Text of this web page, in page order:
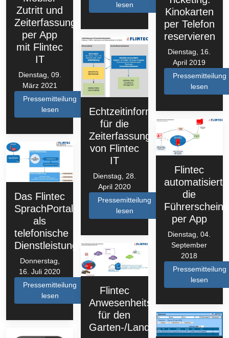
Zutritt und
Zeiterfassung
per App
mit Flintec
IT
Dienstag, 09.
März 2021
Pressemitteilung
lesen
lesen
Das Flintec
SprachPortal
als
telefonische
Dienstleistung
Donnerstag,
16. Juli 2020
Pressemitteilung
lesen
Echtzeitinformation
für die
Zeiterfassung
von Flintec
IT
Dienstag, 28.
April 2020
Pressemitteilung
lesen
Kinokarten
per Telefon
reservieren
Dienstag, 16.
April 2019
Pressemitteilung
lesen
Flintec
Anwesenheitskontrolle
für den
Garten-/Landschaftsbau
Flintec
automatisiert
die
per App
Dienstag, 04.
September
2018
Pressemitteilung
lesen